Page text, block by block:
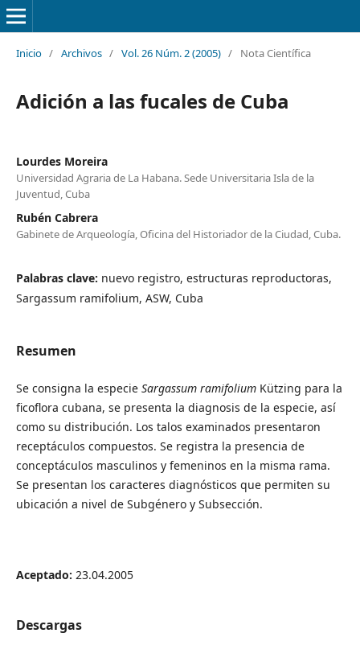
Inicio / Archivos / Vol. 26 Núm. 2 (2005) / Nota Científica
Adición a las fucales de Cuba
Lourdes Moreira
Universidad Agraria de La Habana. Sede Universitaria Isla de la
Juventud, Cuba
Rubén Cabrera
Gabinete de Arqueología, Oficina del Historiador de la Ciudad, Cuba.
Palabras clave: nuevo registro, estructuras reproductoras,
Sargassum ramifolium, ASW, Cuba
Resumen
Se consigna la especie Sargassum ramifoliumKützing para la
ficoflora cubana, se presenta la diagnosis de la especie, así
como su distribución. Los talos examinados presentaron
receptáculos compuestos. Se registra la presencia de
conceptáculos masculinos y femeninos en la misma rama.
Se presentan los caracteres diagnósticos que permiten su
ubicación a nivel de Subgénero y Subsección.
Aceptado: 23.04.2005
Descargas